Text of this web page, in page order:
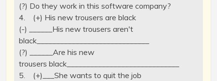
(?) Do they work in this software company?
4. (+) His new trousers are black
(-) ______His new trousers aren't
black_____________________________
(?) ______Are his new
trousers black_____________________________
5. (+)___She wants to quit the job